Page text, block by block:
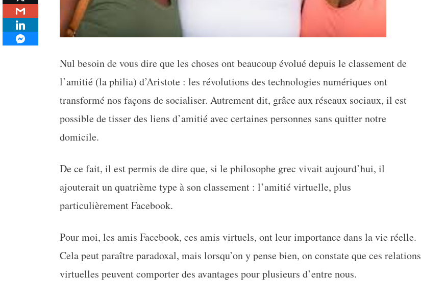
Nul besoin de vous dire que les choses ont beaucoup évolué depuis le classement de
l’amitié (la philia) d’Aristote : les révolutions des technologies numériques ont
transformé nos façons de socialiser. Autrement dit, grâce aux réseaux sociaux, il est
possible de tisser des liens d’amitié avec certaines personnes sans quitter notre
domicile.
De ce fait, il est permis de dire que, si le philosophe grec vivait aujourd’hui, il
ajouterait un quatrième type à son classement : l’amitié virtuelle, plus
particulièrement Facebook.
Pour moi, les amis Facebook, ces amis virtuels, ont leur importance dans la vie réelle.
Cela peut paraître paradoxal, mais lorsqu’on y pense bien, on constate que ces relations
virtuelles peuvent comporter des avantages pour plusieurs d’entre nous.